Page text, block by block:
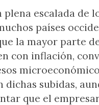
plena escalada de
países
la mayor parte
con inflación,
dichas subidas,
que el